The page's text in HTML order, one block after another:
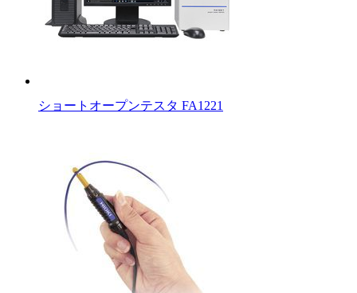
ショートオープンテスタ FA1221